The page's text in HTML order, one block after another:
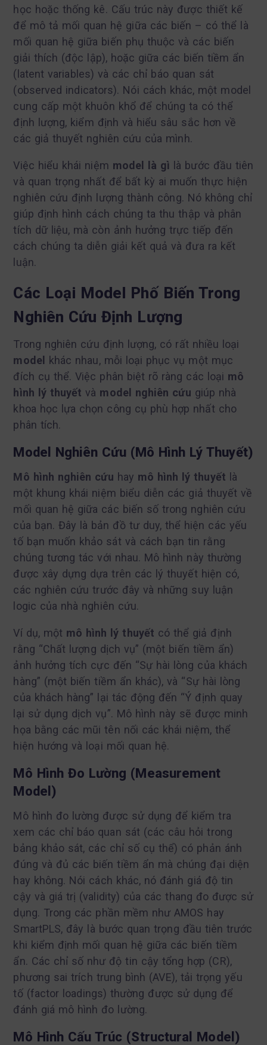
học hoặc thống kê. Cấu trúc này được thiết kế
để mô tả mối quan hệ giữa các biến – có thể là
mối quan hệ giữa biến phụ thuộc và các biến
giải thích (độc lập), hoặc giữa các biến tiềm ẩn
(latent variables) và các chỉ báo quan sát
(observed indicators). Nói cách khác, một model
cung cấp một khuôn khổ để chúng ta có thể
định lượng, kiểm định và hiểu sâu sắc hơn về
các giả thuyết nghiên cứu của mình.
Việc hiểu khái niệm model là gì là bước đầu tiên
và quan trọng nhất để bất kỳ ai muốn thực hiện
nghiên cứu định lượng thành công. Nó không chỉ
giúp định hình cách chúng ta thu thập và phân
tích dữ liệu, mà còn ảnh hưởng trực tiếp đến
cách chúng ta diễn giải kết quả và đưa ra kết
luận.
Các Loại Model Phố Biến Trong
Nghiên Cứu Định Lượng
Trong nghiên cứu định lượng, có rất nhiều loại
model khác nhau, mỗi loại phục vụ một mục
đích cụ thể. Việc phân biệt rõ ràng các loại mô
hình lý thuyết và model nghiên cứu giúp nhà
khoa học lựa chọn công cụ phù hợp nhất cho
phân tích.
Model Nghiên Cứu (Mô Hình Lý Thuyết)
Mô hình nghiên cứu hay mô hình lý thuyết là
một khung khái niệm biểu diễn các giả thuyết về
mối quan hệ giữa các biến số trong nghiên cứu
của bạn. Đây là bản đồ tư duy, thể hiện các yếu
tố bạn muốn khảo sát và cách bạn tin rằng
chúng tương tác với nhau. Mô hình này thường
được xây dựng dựa trên các lý thuyết hiện có,
các nghiên cứu trước đây và những suy luận
logic của nhà nghiên cứu.
Ví dụ, một mô hình lý thuyết có thể giả định
rằng “Chất lượng dịch vụ” (một biến tiềm ẩn)
ảnh hưởng tích cực đến “Sự hài lòng của khách
hàng” (một biến tiềm ẩn khác), và “Sự hài lòng
của khách hàng” lại tác động đến “Ý định quay
lại sử dụng dịch vụ”. Mô hình này sẽ được minh
họa bằng các mũi tên nối các khái niệm, thể
hiện hướng và loại mối quan hệ.
Mô Hình Đo Lường (Measurement
Model)
Mô hình đo lường được sử dụng để kiểm tra
xem các chỉ báo quan sát (các câu hỏi trong
bảng khảo sát, các chỉ số cụ thể) có phản ánh
đúng và đủ các biến tiềm ẩn mà chúng đại diện
hay không. Nói cách khác, nó đánh giá độ tin
cậy và giá trị (validity) của các thang đo được sử
dụng. Trong các phần mềm như AMOS hay
SmartPLS, đây là bước quan trọng đầu tiên trước
khi kiểm định mối quan hệ giữa các biến tiềm
ẩn. Các chỉ số như độ tin cậy tổng hợp (CR),
phương sai trích trung bình (AVE), tải trọng yếu
tố (factor loadings) thường được sử dụng để
đánh giá mô hình đo lường.
Mô Hình Cấu Trúc (Structural Model)